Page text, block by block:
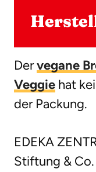
Dervegane
Veggie hat
der Packung.
EDEKA
Stiftung & Co.